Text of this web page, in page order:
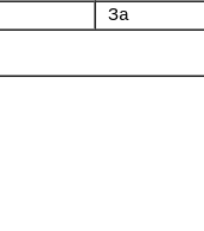
За